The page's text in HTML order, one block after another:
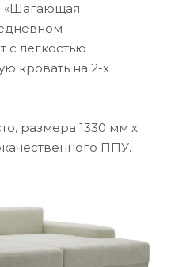
«Шагающая
с легкостью
кровать на 2-х
размера 1330 мм х
ППУ.